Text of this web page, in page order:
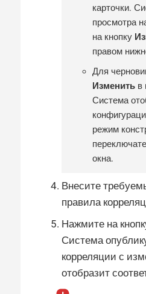
карточки.
просмотра
на кнопку
правом
Для
Изменить в
Система
режим
окна.
Внесите
правила
Нажмите на
Система
корреляции с
отобразит